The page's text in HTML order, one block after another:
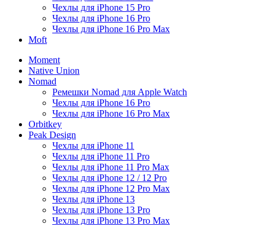
Чехлы для iPhone 15 Pro
Чехлы для iPhone 16 Pro
Чехлы для iPhone 16 Pro Max
Moft
Moment
Native Union
Nomad
Ремешки Nomad для Apple Watch
Чехлы для iPhone 16 Pro
Чехлы для iPhone 16 Pro Max
Orbitkey
Peak Design
Чехлы для iPhone 11
Чехлы для iPhone 11 Pro
Чехлы для iPhone 11 Pro Max
Чехлы для iPhone 12 / 12 Pro
Чехлы для iPhone 12 Pro Max
Чехлы для iPhone 13
Чехлы для iPhone 13 Pro
Чехлы для iPhone 13 Pro Max